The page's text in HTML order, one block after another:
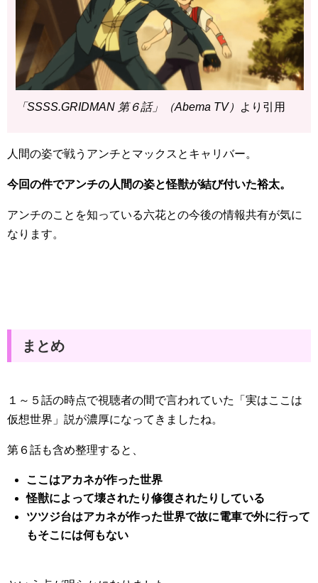
「SSSS.GRIDMAN 第６話」（Abema TV） より引用
人間の姿で戦うアンチとマックスとキャリバー。
今回の件でアンチの人間の姿と怪獣が結び付いた裕太。
アンチのことを知っている六花との今後の情報共有が気に
なります。
まとめ
１～５話の時点で視聴者の間で言われていた「実はここは
仮想世界」説が濃厚になってきましたね。
第６話も含め整理すると、
ここはアカネが作った世界
怪獣によって壊されたり修復されたりしている
ツツジ台はアカネが作った世界で故に電車で外に行って
もそこには何もない